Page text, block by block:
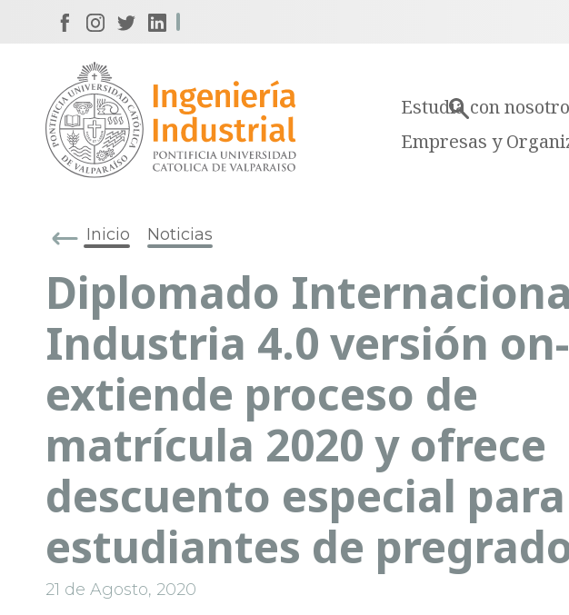
Estudia con
Empresas y
Inicio Noticias
Diplomado
Industria 4.0 versión
extiende proceso de
matrícula 2020 y ofrece
descuento especial para
estudiantes de
21 de Agosto, 2020